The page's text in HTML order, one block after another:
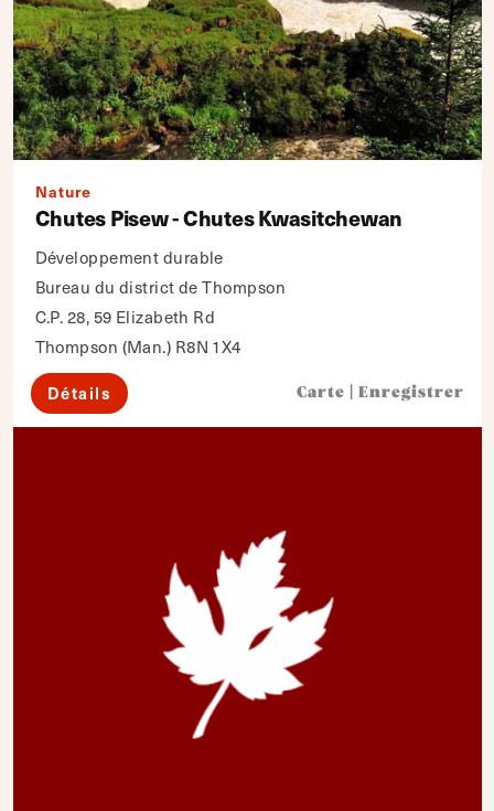
Nature
Chutes Pisew - Chutes Kwasitchewan
Développement durable
Bureau du district de Thompson
C.P. 28, 59 Elizabeth Rd
Thompson (Man.) R8N 1X4
Détails Carte Enregistrer